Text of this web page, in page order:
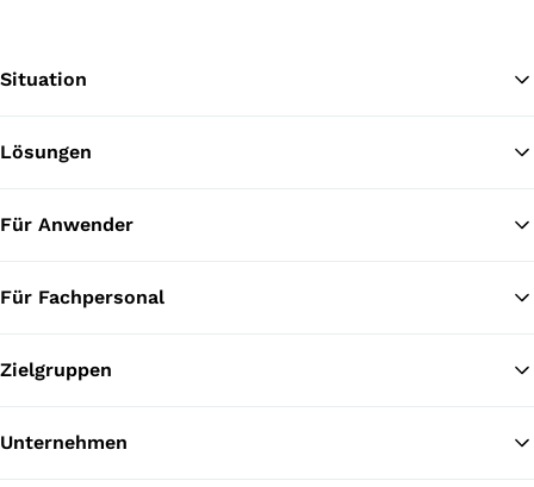
Situation
Lösungen
Für Anwender
Für Fachpersonal
Zielgruppen
Unternehmen